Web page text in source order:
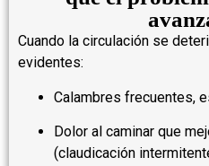
Cuando la circulación se
evidentes:
Calambres frecuentes,
Dolor al caminar que
(claudicación